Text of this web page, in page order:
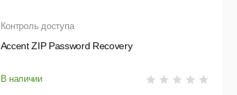
Контроль доступа
Accent ZIP Password Recovery
В наличии